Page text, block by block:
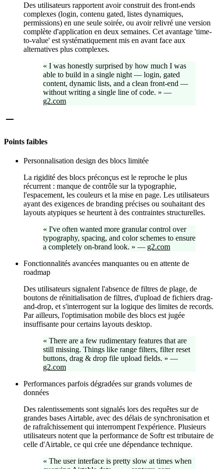
Des utilisateurs rapportent avoir construit des front-ends
complexes (login, contenu gated, listes dynamiques,
permissions) en une seule soirée, ou avoir relivré une version
complète d'application en deux semaines. Cet avantage 'time-
to-value' est systématiquement mis en avant face aux
alternatives plus complexes.
« I was honestly surprised by how much I was
able to build in a single night — login, gated
content, dynamic lists, and a clean front-end —
without writing a single line of code. » —
g2.com
Points faibles
Personnalisation design des blocs limitée
La rigidité des blocs préconçus est le reproche le plus
récurrent : manque de contrôle sur la typographie,
l'espacement, les couleurs et la mise en page. Les utilisateurs
ayant des exigences de branding précises ou souhaitant des
layouts atypiques se heurtent à des contraintes structurelles.
« I've often wanted more granular control over
typography, spacing, and color schemes to ensure
a completely on-brand look. » — g2.com
Fonctionnalités avancées manquantes ou en attente de
roadmap
Des utilisateurs signalent l'absence de filtres de plage, de
boutons de réinitialisation de filtres, d'upload de fichiers drag-
and-drop, et s'interrogent sur la logique des limites de records.
Par ailleurs, l'optimisation mobile des blocs est jugée
insuffisante pour certains layouts desktop.
« There are a few rudimentary features that are
still missing. Things like range filters, filter reset
buttons, drag & drop file upload fields. » —
g2.com
Performances parfois dégradées sur grands volumes de
données
Des ralentissements sont signalés lors des requêtes sur de
grandes bases Airtable, avec des délais de synchronisation et
de rafraîchissement qui interrompent l'expérience. Plusieurs
utilisateurs notent que la performance de Softr est tributaire de
celle d'Airtable, ce qui crée une dépendance technique.
« The user interface is pretty slow at times when